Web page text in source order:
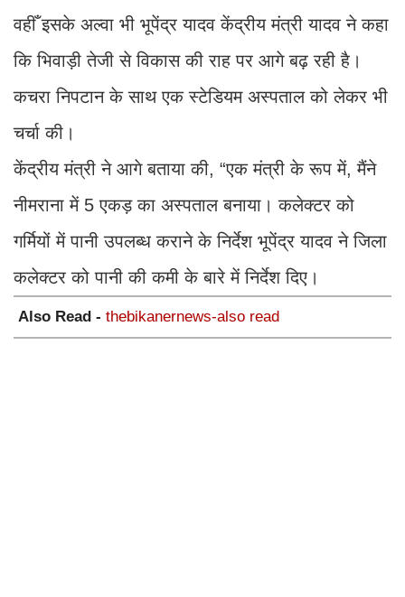
वहीँ इसके अल्वा भी भूपेंद्र यादव केंद्रीय मंत्री यादव ने कहा
कि भिवाड़ी तेजी से विकास की राह पर आगे बढ़ रही है।
कचरा निपटान के साथ एक स्टेडियम अस्पताल को लेकर भी
चर्चा की।
केंद्रीय मंत्री ने आगे बताया की, “एक मंत्री के रूप में, मैंने
नीमराना में 5 एकड़ का अस्पताल बनाया। कलेक्टर को
गर्मियों में पानी उपलब्ध कराने के निर्देश भूपेंद्र यादव ने जिला
कलेक्टर को पानी की कमी के बारे में निर्देश दिए।
Also Read - thebikanernews-also read